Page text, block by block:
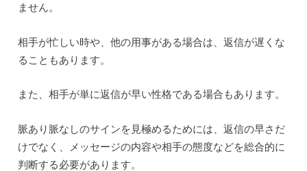
ません。
相手が忙しい時や、他の用事がある場合は、返信が遅くな
ることもあります。
また、相手が単に返信が早い性格である場合もあります。
脈あり脈なしのサインを見極めるためには、返信の早さだ
けでなく、メッセージの内容や相手の態度などを総合的に
判断する必要があります。